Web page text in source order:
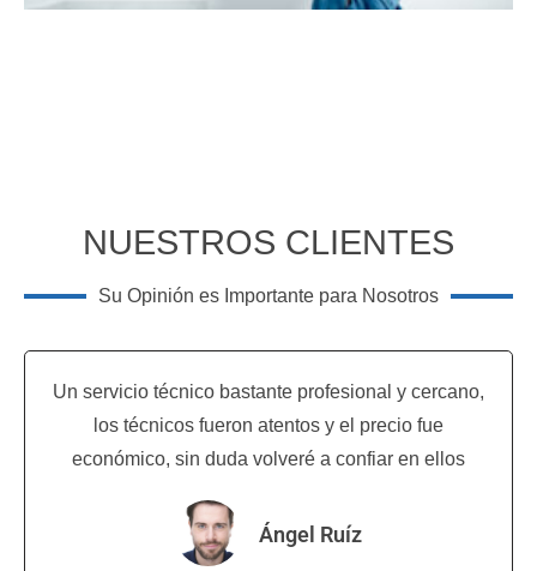
NUESTROS CLIENTES
Su Opinión es Importante para Nosotros
Un servicio técnico bastante profesional y cercano,
los técnicos fueron atentos y el precio fue
económico, sin duda volveré a confiar en ellos
Ángel Ruíz